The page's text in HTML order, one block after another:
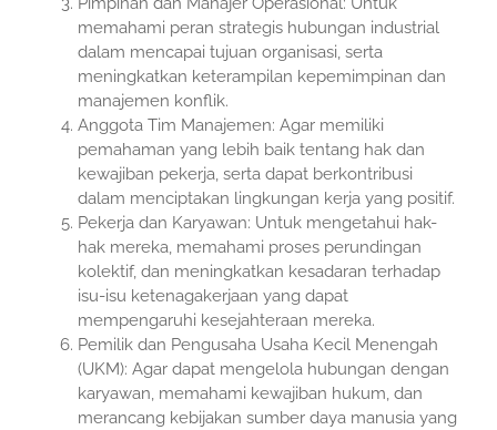
memahami peran strategis hubungan industrial
dalam mencapai tujuan organisasi, serta
meningkatkan keterampilan kepemimpinan dan
manajemen konflik.
Anggota Tim Manajemen: Agar memiliki
pemahaman yang lebih baik tentang hak dan
kewajiban pekerja, serta dapat berkontribusi
dalam menciptakan lingkungan kerja yang positif.
Pekerja dan Karyawan: Untuk mengetahui hak-
hak mereka, memahami proses perundingan
kolektif, dan meningkatkan kesadaran terhadap
isu-isu ketenagakerjaan yang dapat
mempengaruhi kesejahteraan mereka.
Pemilik dan Pengusaha Usaha Kecil Menengah
(UKM): Agar dapat mengelola hubungan dengan
karyawan, memahami kewajiban hukum, dan
merancang kebijakan sumber daya manusia yang